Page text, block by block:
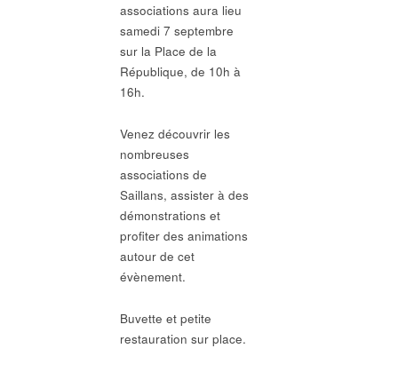
associations aura lieu
samedi 7 septembre
sur la Place de la
République, de 10h à
16h.
Venez découvrir les
nombreuses
associations de
Saillans, assister à des
démonstrations et
profiter des animations
autour de cet
évènement.
Buvette et petite
restauration sur place.